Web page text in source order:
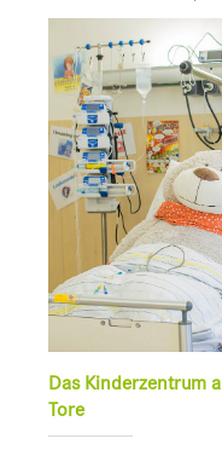
Das Kinderzentrum
Tore